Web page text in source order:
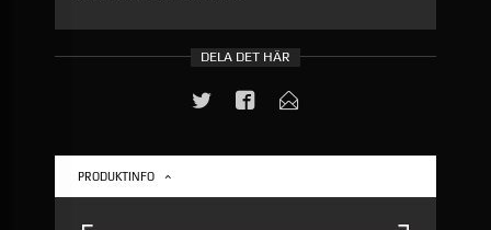
DELA DET HÄR
PRODUKTINFO